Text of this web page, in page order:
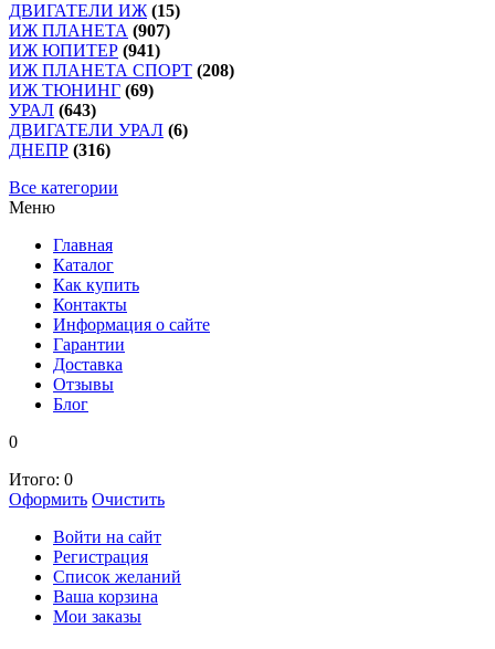
ДВИГАТЕЛИ ИЖ (15)
ИЖ ПЛАНЕТА (907)
ИЖ ЮПИТЕР (941)
ИЖ ПЛАНЕТА СПОРТ (208)
ИЖ ТЮНИНГ (69)
УРАЛ (643)
ДВИГАТЕЛИ УРАЛ (6)
ДНЕПР (316)
Все категории
Меню
Главная
Каталог
Как купить
Контакты
Информация о сайте
Гарантии
Доставка
Отзывы
Блог
0
Итого: 0
Оформить Очистить
Войти на сайт
Регистрация
Список желаний
Ваша корзина
Мои заказы